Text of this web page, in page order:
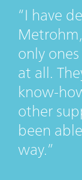
I have
only
at all.
know-
other
been
way.